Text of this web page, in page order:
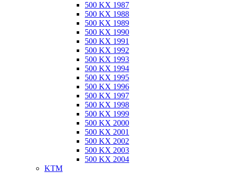
500 KX 1987
500 KX 1988
500 KX 1989
500 KX 1990
500 KX 1991
500 KX 1992
500 KX 1993
500 KX 1994
500 KX 1995
500 KX 1996
500 KX 1997
500 KX 1998
500 KX 1999
500 KX 2000
500 KX 2001
500 KX 2002
500 KX 2003
500 KX 2004
KTM